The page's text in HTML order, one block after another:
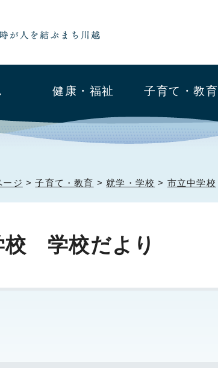
健康・福祉 子育て・教育
ージ >子育て・教育 >就学・学校 > 市立中学校
校 学校だより